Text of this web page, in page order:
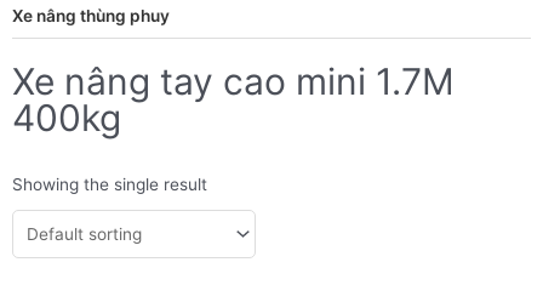
Xe nâng thùng phuy
Xe nâng tay cao mini 1.7M
400kg
Showing the single result